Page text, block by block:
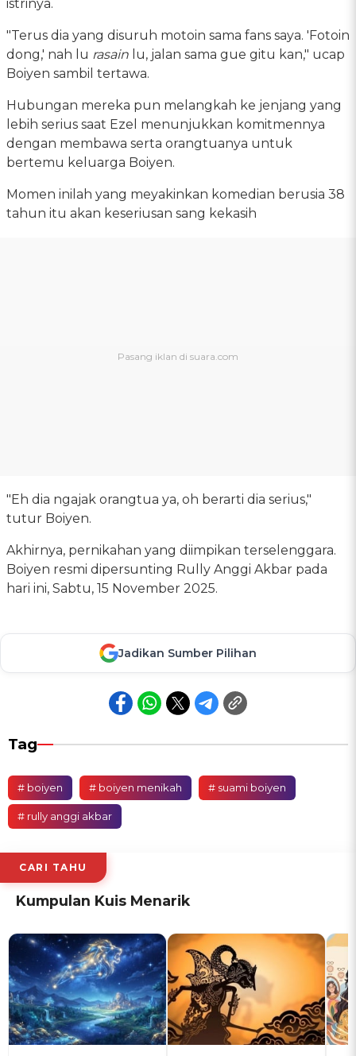
istrinya.
"Terus dia yang disuruh motoin sama fans saya. 'Fotoin
dong,' nah lu rasain lu, jalan sama gue gitu kan," ucap
Boiyen sambil tertawa.
Hubungan mereka pun melangkah ke jenjang yang
lebih serius saat Ezel menunjukkan komitmennya
dengan membawa serta orangtuanya untuk
bertemu keluarga Boiyen.
Momen inilah yang meyakinkan komedian berusia 38
tahun itu akan keseriusan sang kekasih
"Eh dia ngajak orangtua ya, oh berarti dia serius,"
tutur Boiyen.
Akhirnya, pernikahan yang diimpikan terselenggara.
Boiyen resmi dipersunting Rully Anggi Akbar pada
hari ini, Sabtu, 15 November 2025.
Jadikan Sumber Pilihan
Tag
# boiyen # boiyen menikah # suami boiyen
# rully anggi akbar
CARI TAHU
Kumpulan Kuis Menarik